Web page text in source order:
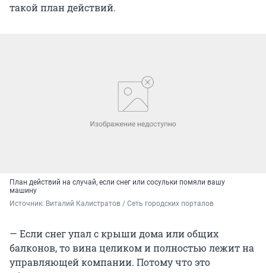
такой план действий.
План действий на случай, если снег или сосульки помяли вашу
машину
Источник: Виталий Калистратов / Сеть городских порталов
— Если снег упал с крыши дома или общих
балконов, то вина целиком и полностью лежит на
управляющей компании. Потому что это